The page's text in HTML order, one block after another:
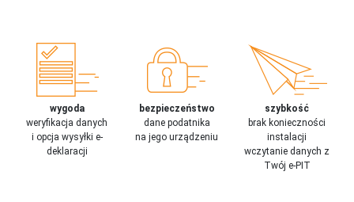
wygoda
weryfikacja danych
i opcja wysyłki e-
deklaracji
bezpieczeństwo
dane podatnika
na jego urządzeniu
szybkość
brak konieczności
instalacji
wczytanie danych z
Twój e-PIT